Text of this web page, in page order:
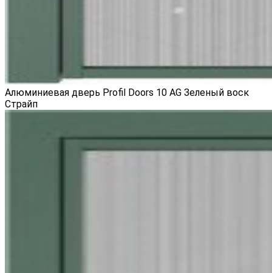
Алюминиевая дверь Profil Doors 10 AG Зеленый воск
Страйп